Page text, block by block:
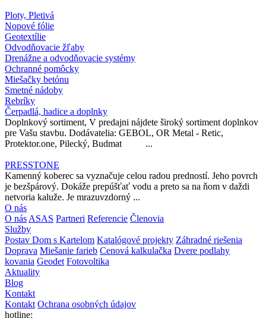
Ploty, Pletivá
Nopové fólie
Geotextílie
Odvodňovacie žľaby
Drenážne a odvodňovacie systémy
Ochranné pomôcky
Miešačky betónu
Smetné nádoby
Rebríky
Čerpadlá, hadice a doplnky
Doplnkový sortiment, V predajni nájdete široký sortiment doplnkov
pre Vašu stavbu. Dodávatelia: GEBOL, OR Metal - Retic,
Protektor.one, Pilecký, Budmat ...
PRESSTONE
Kamenný koberec sa vyznačuje celou radou predností. Jeho povrch
je bezšpárový. Dokáže prepúšťať vodu a preto sa na ňom v daždi
netvoria kaluže. Je mrazuvzdorný ...
O nás
O násASAS Partneri Referencie Členovia
Služby
Postav Dom s Kartelom Katalógové projekty Záhradné riešenia
Doprava Miešanie farieb Cenová kalkulačka Dvere podlahy
kovania Geodet Fotovoltika
Aktuality
Blog
Kontakt
Kontakt Ochrana osobných údajov
hotline: